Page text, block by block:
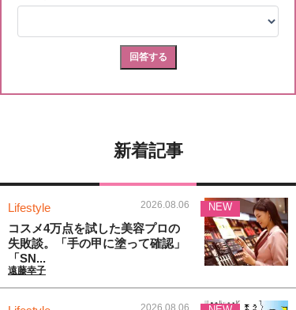
新着記事
Lifestyle 2026.08.06
コスメ4万点を試した美容プロの
失敗談。「手の甲に塗って確認」
「SN...
遠藤幸子
NEW